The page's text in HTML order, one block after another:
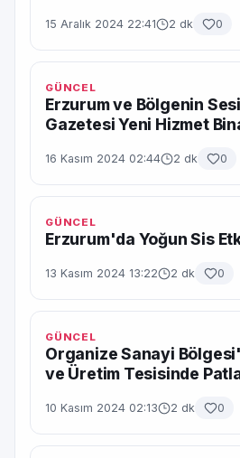
15 Aralık 2024 22:41 2 dk 0
GÜNCEL
Erzurum ve Bölgenin
Gazetesi Yeni Hizmet
16 Kasım 2024 02:44 2 dk 0
GÜNCEL
Erzurum'da Yoğun Sis
13 Kasım 2024 13:22 2 dk 0
GÜNCEL
Organize Sanayi
ve Üretim Tesisinde
10 Kasım 2024 02:13 2 dk 0